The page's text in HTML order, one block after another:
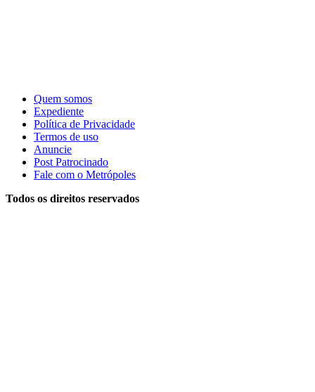
Quem somos
Expediente
Política de Privacidade
Termos de uso
Anuncie
Post Patrocinado
Fale com o Metrópoles
Todos os direitos reservados